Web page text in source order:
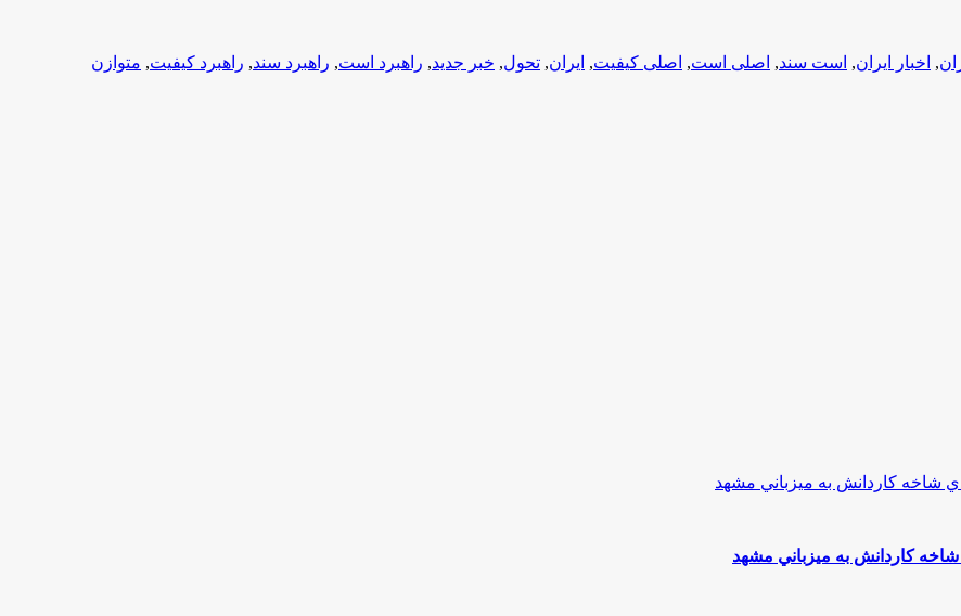
, اخبار ایران, است سند, اصلی است, اصلی كيفيت, ایران, تحول, خبر جدید, راهبرد است, راهبرد سند, راهبرد كيفيت, متوازن
كاردانش به ميزباني مشهد